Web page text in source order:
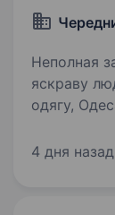
Неполная занятость.
яскраву
одягу, Одеса 7-й км.
Тоді тобі до нас Що
4 дня назад